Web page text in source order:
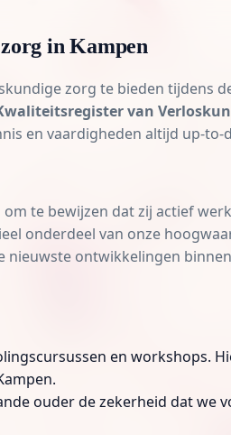
in Kampen
zorg te bieden tijdens
van
en vaardigheden altijd up-to-
te bewijzen dat zij actief
onderdeel van onze
nieuwste ontwikkelingen
en workshops.
ouder de zekerheid dat we